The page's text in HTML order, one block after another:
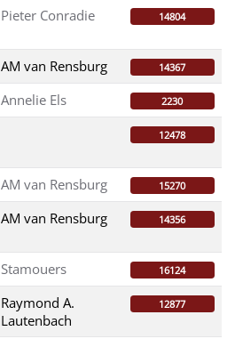
Pieter Conradie 14804
AM van Rensburg 14367
Annelie Els 2230
12478
AM van Rensburg 15270
AM van Rensburg 14356
Stamouers 16124
Raymond A.
Lautenbach
12877